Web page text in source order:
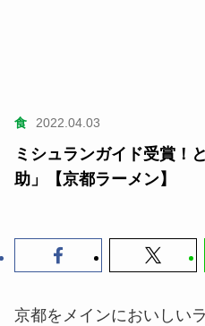
食 2022.04.03
ミシュランガイド受賞！
助」【京都ラーメン】
京都をメインにおいしい